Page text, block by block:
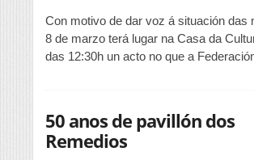
Con motivo de dar voz á situación das
8 de marzo terá lugar na Casa da
das 12:30h un acto no que a
50 anos de pavillón dos
Remedios